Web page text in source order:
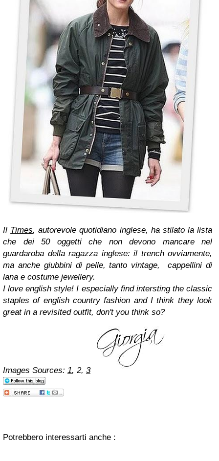
Il Times, autorevole quotidiano inglese, ha stilato la lista
che dei 50 oggetti che non devono mancare nel
guardaroba della ragazza inglese: il trench ovviamente,
ma anche giubbini di pelle, tanto vintage,cappellini di
lana e costume jewellery.
I love english style! I especially find intersting the classic
staples of english country fashion and I think they look
great in a revisited outfit, don't you think so?
Images Sources: 1, 2, 3
Potrebbero interessarti anche :